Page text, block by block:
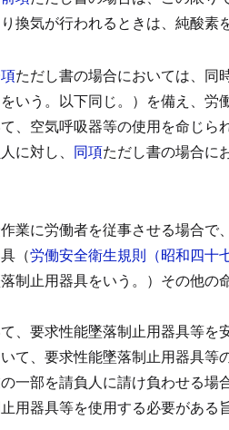
換気が行われるときは、純酸素
ただし書の場合においては、同
いう。以下同じ。）を備え、労
、空気呼吸器等の使用を命じら
に対し、 同項ただし書の場合に
業に労働者を従事させる場合で
（労働安全衛生規則（昭和四十
制止用器具をいう。）その他
、要求性能墜落制止用器具等を
て、要求性能墜落制止用器具等
一部を請負人に請け負わせる
用器具等を使用する必要がある